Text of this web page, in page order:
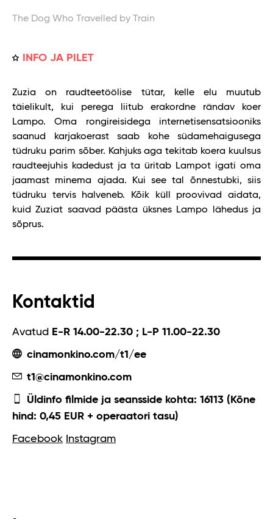
The Dog Who Travelled by Train
INFO JA PILET
Zuzia on raudteetöölise tütar, kelle elu muutub
täielikult, kui perega liitub erakordne rändav koer
Lampo. Oma rongireisidega internetisensatsiooniks
saanud karjakoerast saab kohe südamehaigusega
tüdruku parim sõber. Kahjuks aga tekitab koera kuulsus
raudteejuhis kadedust ja ta üritab Lampot igati oma
jaamast minema ajada. Kui see tal õnnestubki, siis
tüdruku tervis halveneb. Kõik küll proovivad aidata,
kuid Zuziat saavad päästa üksnes Lampo lähedus ja
sõprus.
Kontaktid
Avatud E-R 14.00-22.30 ; L-P 11.00-22.30
cinamonkino.com/t1/ee
t1@cinamonkino.com
Üldinfo filmide ja seansside kohta: 16113 (Kõne
hind: 0,45 EUR + operaatori tasu)
Facebook Instagram